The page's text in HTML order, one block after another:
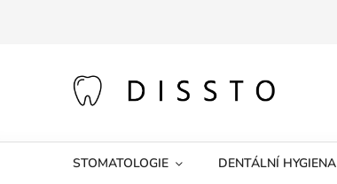
STOMATOLOGIE DENTÁLNÍ HYGIENA